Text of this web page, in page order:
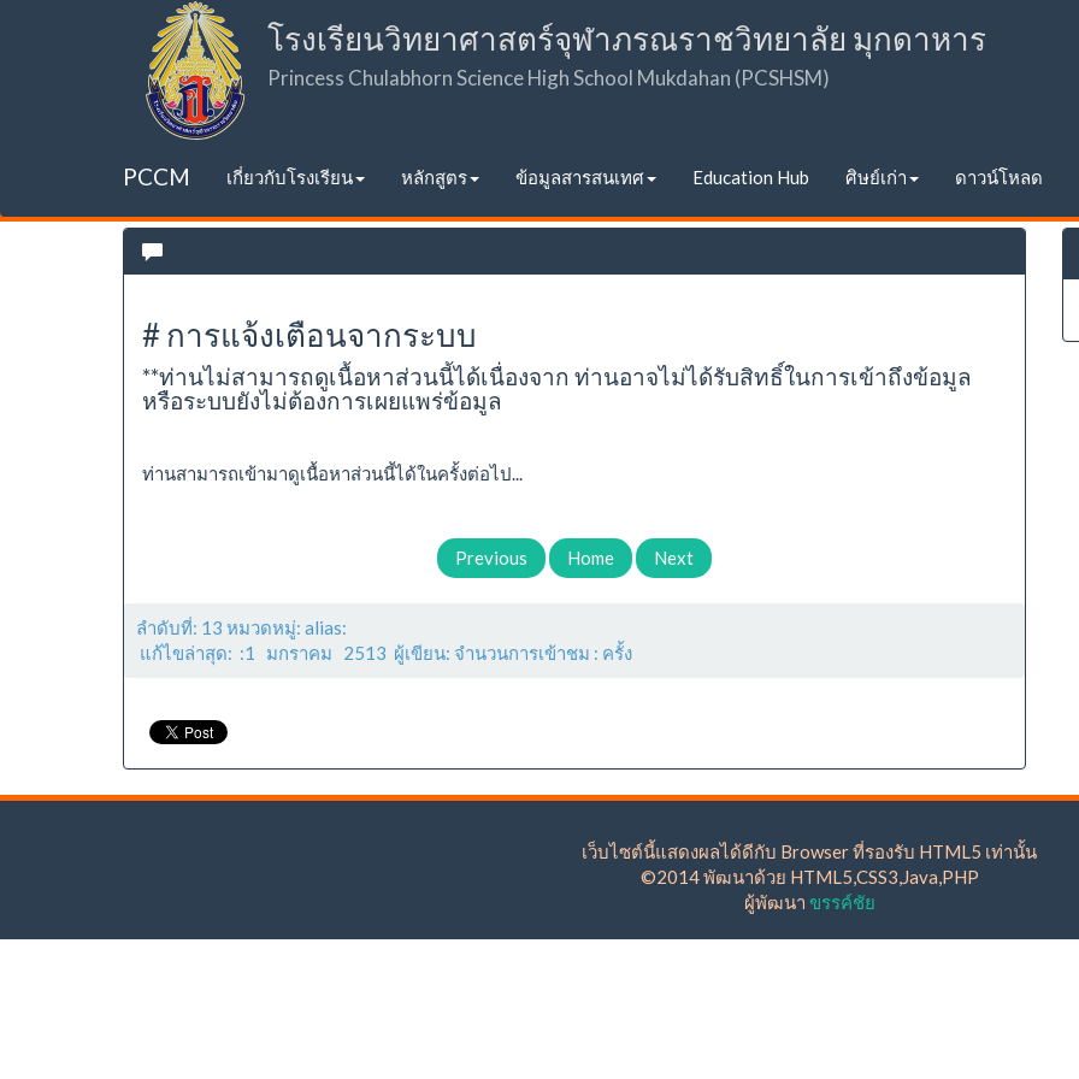
โรงเรียนวิทยาศาสตร์จุฬาภรณราชวิทยาลัย มุกดาหาร
Princess Chulabhorn Science High School Mukdahan (PCSHSM)
PCCM เกี่ยวกับโรงเรียน หลักสูตร ข้อมูลสารสนเทศ Education Hub ศิษย์เก่า ดาวน์โหลด
# การแจ้งเตือนจากระบบ
**ท่านไม่สามารถดูเนื้อหาส่วนนี้ได้เนื่องจาก ท่านอาจไม่ได้รับสิทธิ์ในการเข้าถึงข้อมูล
หรือระบบยังไม่ต้องการเผยแพร่ข้อมูล
ท่านสามารถเข้ามาดูเนื้อหาส่วนนี้ได้ในครั้งต่อไป...
Previous Home Next
ลำดับที่: 13 หมวดหมู่: alias:
แก้ไขล่าสุด: :1 มกราคม 2513 ผู้เขียน: จำนวนการเข้าชม : ครั้ง
เว็บไซต์นี้แสดงผลได้ดีกับ Browser ที่รองรับ HTML5 เท่านั้น
©2014 พัฒนาด้วย HTML5,CSS3,Java,PHP
ผู้พัฒนา ขรรค์ชัย